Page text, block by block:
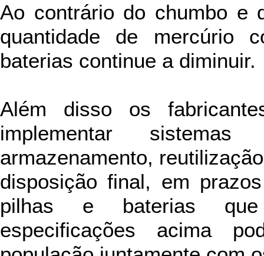
Ao contrário do chumbo e
quantidade de mercúrio
baterias continue a diminuir.
Além disso os
implementar
armazenamento,
disposição final, em
pilhas e baterias
especificações acima